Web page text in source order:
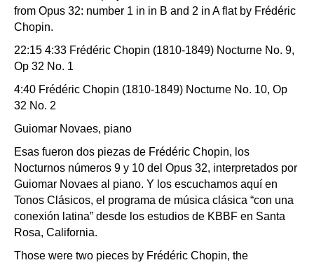
from Opus 32: number 1 in in B and 2 in A flat by Frédéric
Chopin.
22:15 4:33 Frédéric Chopin (1810-1849) Nocturne No. 9,
Op 32 No. 1
4:40 Frédéric Chopin (1810-1849) Nocturne No. 10, Op
32 No. 2
Guiomar Novaes, piano
Esas fueron dos piezas de Frédéric Chopin, los
Nocturnos números 9 y 10 del Opus 32, interpretados por
Guiomar Novaes al piano. Y los escuchamos aquí en
Tonos Clásicos, el programa de música clásica “con una
conexión latina” desde los estudios de KBBF en Santa
Rosa, California.
Those were two pieces by Frédéric Chopin, the